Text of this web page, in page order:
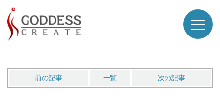
前の記事 一覧 次の記事